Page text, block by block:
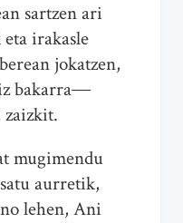
sartzen ari
irakasle
jokatzen,
bakarra―
mugimendu
aurretik,
lehen, Ani